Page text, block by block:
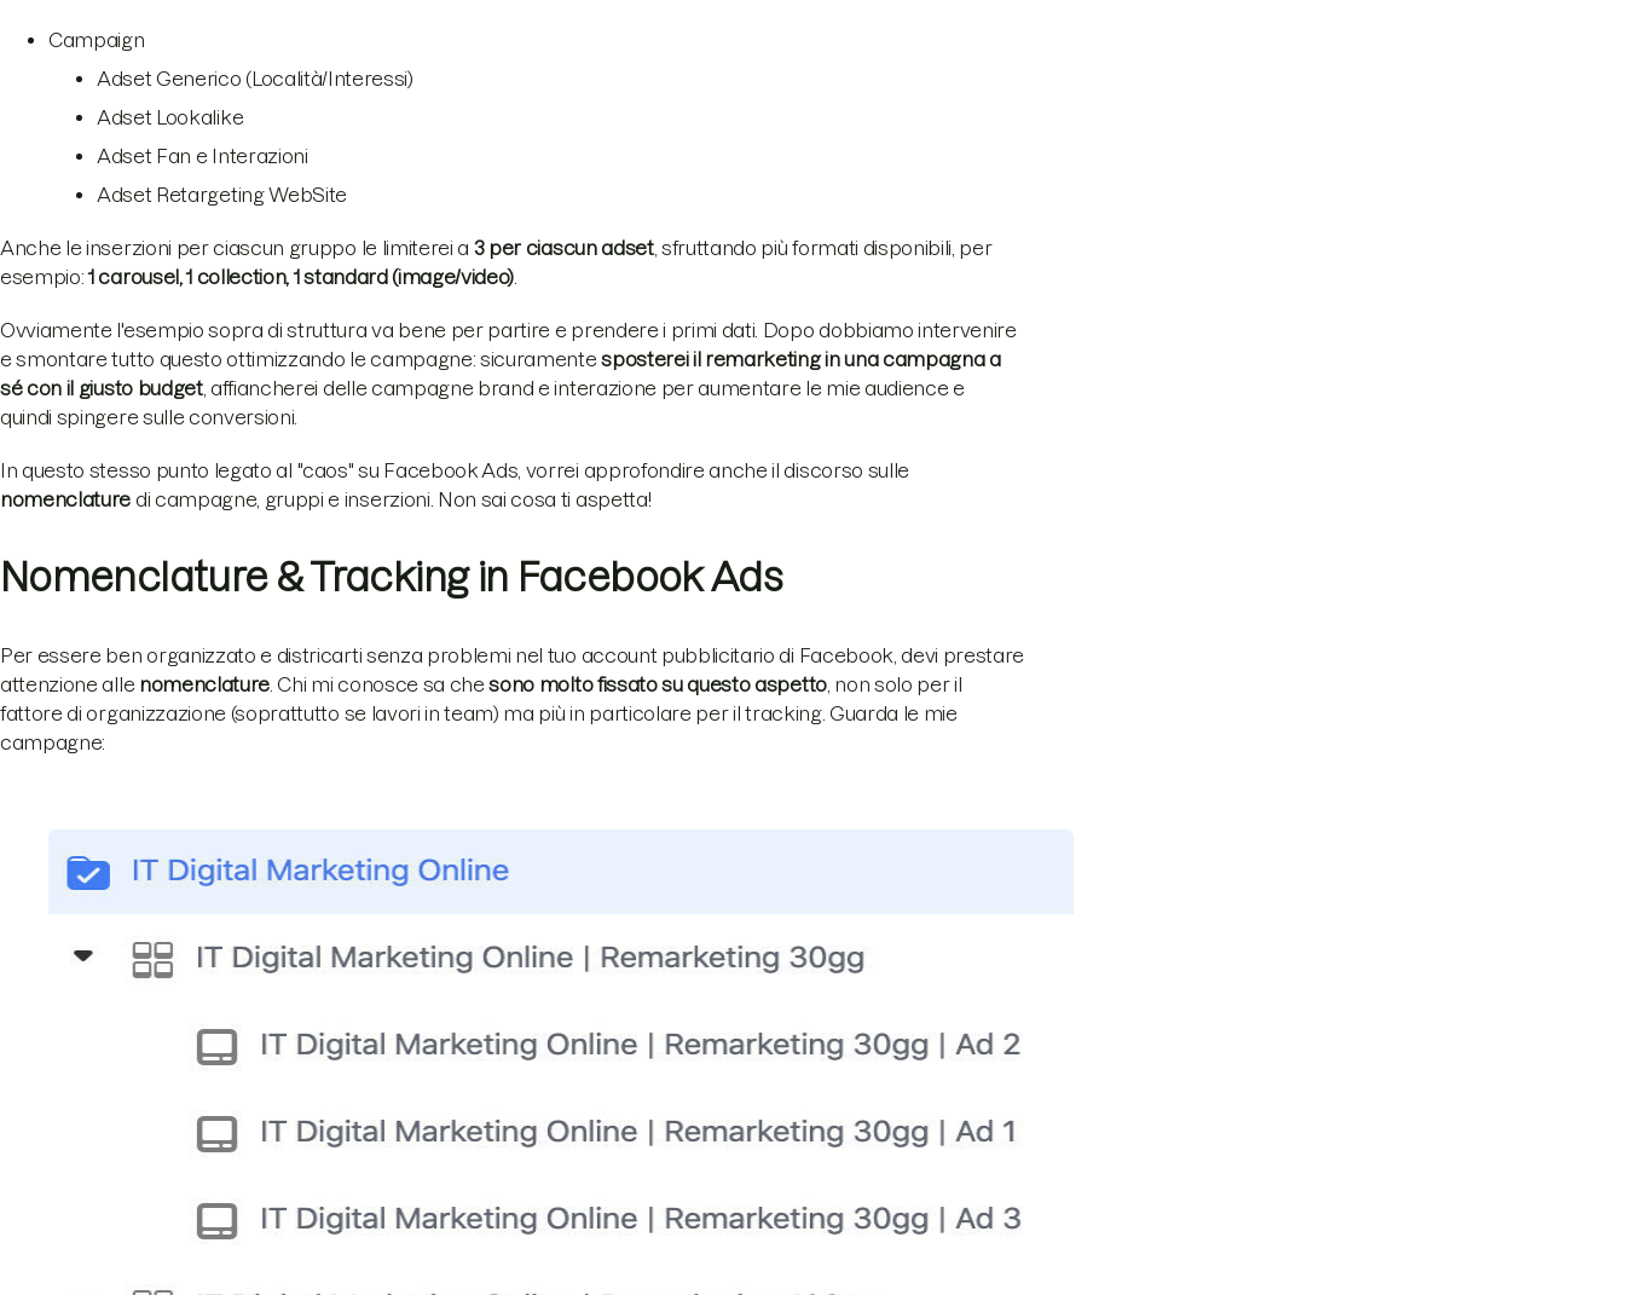
Campaign
Adset Generico (Località/Interessi)
Adset Lookalike
Adset Fan e Interazioni
Adset Retargeting WebSite
Anche le inserzioni per ciascun gruppo le limiterei a 3 per ciascun adset, sfruttando più formati disponibili, per
esempio:1 carousel, 1 collection, 1 standard (image/video)
Ovviamente l'esempio sopra di struttura va bene per partire e prendere i primi dati. Dopo dobbiamo intervenire
e smontare tutto questo ottimizzando le campagne: sicuramentesposterei il remarketing in una campagna a
sé con il giusto budget, affiancherei delle campagne brand e interazione per aumentare le mie audience e
quindi spingere sulle conversioni.
In questo stesso punto legato al "caos" su Facebook Ads, vorrei approfondire anche il discorso sulle
nomenclature di campagne, gruppi e inserzioni. Non sai cosa ti aspetta!
Nomenclature & Tracking in Facebook Ads
Per essere ben organizzato e districarti senza problemi nel tuo account pubblicitario di Facebook, devi prestare
attenzione alle nomenclature . Chi mi conosce sa chesono molto fissato su questo aspetto, non solo per il
fattore di organizzazione (soprattutto se lavori in team) ma più in particolare per il tracking. Guarda le mie
campagne: